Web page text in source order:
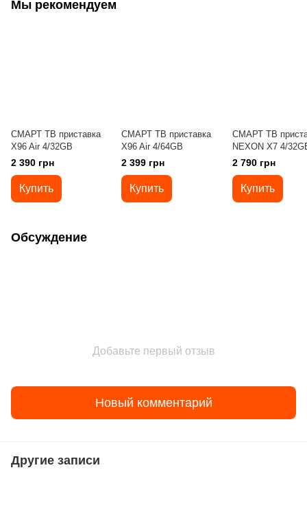
Мы рекомендуем
СМАРТ ТВ приставка
X96 Air 4/32GB
2 390 грн
Купить
СМАРТ ТВ приставка
X96 Air 4/64GB
2 399 грн
Купить
СМАРТ ТВ
NEXON X7 4/
2 790 грн
Купить
Обсуждение
Добавьте первый отзыв
Новый комментарий
Другие записи